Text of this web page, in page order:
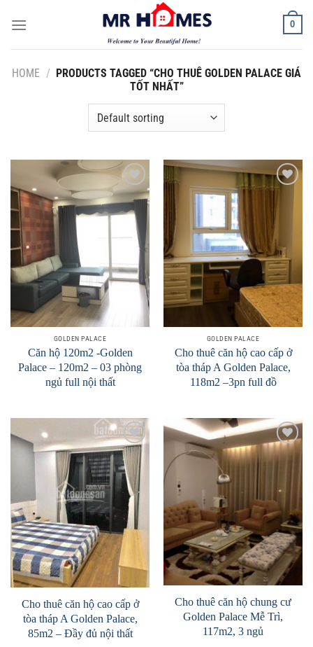
0
HOME / PRODUCTS TAGGED “CHO THUÊ GOLDEN PALACE GIÁ
TỐT NHẤT”
Add to
Wishlist
GOLDEN PALACE
Căn hộ 120m2 -Golden
Palace – 120m2 – 03 phòng
ngủ full nội thất
Wishlist
GOLDEN PALACE
Cho thuê căn hộ cao cấp ở
tòa tháp A Golden Palace,
118m2 –3pn full đồ
Add to
Wishlist
Cho thuê căn hộ cao cấp ở
tòa tháp A Golden Palace,
85m2 – Đầy đủ nội thất
Wishlist
Cho thuê căn hộ chung cư
Golden Palace Mễ Trì,
117m2, 3 ngủ